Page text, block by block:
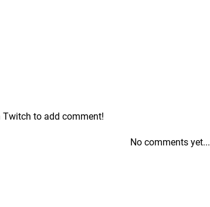
to add comment!
No comments yet...